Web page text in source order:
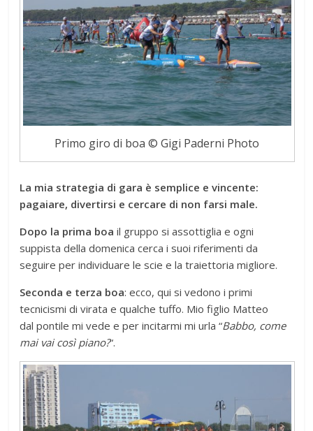
Primo giro di boa © Gigi Paderni Photo
La mia strategia di gara è semplice e vincente:
pagaiare, divertirsi e cercare di non farsi male.
Dopo la prima boa il gruppo si assottiglia e ogni
suppista della domenica cerca i suoi riferimenti da
seguire per individuare le scie e la traiettoria migliore.
Seconda e terza boa: ecco, qui si vedono i primi
tecnicismi di virata e qualche tuffo. Mio figlio Matteo
dal pontile mi vede e per incitarmi mi urla “Babbo, come
mai vai così piano?“.